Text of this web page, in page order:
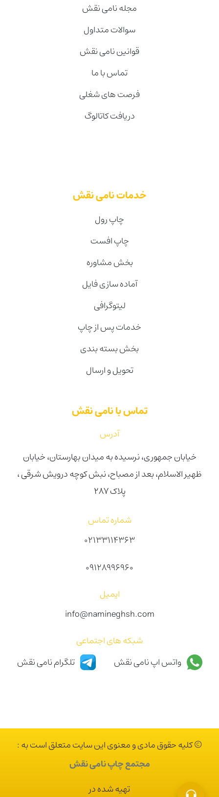
مجله نامی نقش
سوالات متداول
قوانین نامی نقش
تماس با ما
فرصت های شغلی
دریافت کاتالوگ
خدمات نامی نقش
چاپ رول
چاپ افست
بخش مشاوره
آماده سازی فایل
لیتوگرافی
خدمات پس از چاپ
بخش بسته بندی
تحویل و ارسال
تماس با نامی نقش
آدرس
خیابان جمهوری، نرسیده به میدان بهارستان، خیابان
ظهیر الاسلام، بعد از مصباح، نبش کوچه درویش شرقی ،
پلاک ۲۸۷
شماره تماس
02133114363
09128996960
ایمیل
info@namineghsh.com
شبکه های اجتماعی
واتس اپ نامی نقش
تلگرام نامی نقش
© کلیه حقوق مادی و معنوی این سایت متعلق است به :
مجتمع چاپ نامی نقش
تهیه شده در